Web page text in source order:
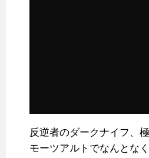
反逆者のダークナイフ、
モーツアルトでなんとな